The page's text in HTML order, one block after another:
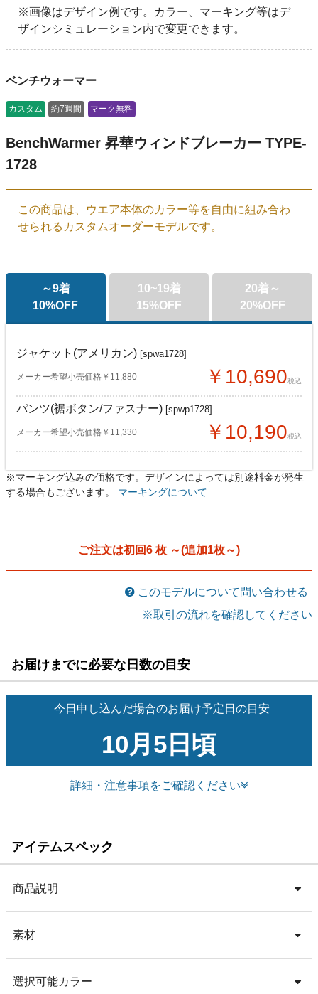
※画像はデザイン例です。カラー、マーキング等はデ
ザインシミュレーション内で変更できます。
ベンチウォーマー
カスタム 約7週間 マーク無料
BenchWarmer 昇華ウィンドブレーカー TYPE-
1728
この商品は、ウエア本体のカラー等を自由に組み合わ
せられるカスタムオーダーモデルです。
～9着
10%OFF
ジャケット(アメリカン) [spwa1728]
メーカー希望小売価格￥11,880 ￥10,690税込
パンツ(裾ボタン/ファスナー) [spwp1728]
メーカー希望小売価格￥11,330 ￥10,190税込
10~19着
15%OFF
ジャケット(アメリカン)[spwa1728]
パンツ(裾ボタン/ファスナー) [spwp1728]
メーカー希望小売価格￥11,330 ￥9,630税込
20着～
20%OFF
ジャケット(アメリカン)[spwa1728]
パンツ(裾ボタン/ファスナー) [spwp1728]
メーカー希望小売価格￥11,330 ￥9,060税込
※マーキング込みの価格です。デザインによっては別途料金が発生
する場合もございます。 マーキングについて
ご注文は初回6 枚 ～(追加1枚～)
このモデルについて問い合わせる
※取引の流れを確認してください
お届けまでに必要な日数の目安
今日申し込んだ場合のお届け予定日の目安
10月5日頃
詳細・注意事項をご確認ください
アイテムスペック
商品説明
素材
選択可能カラー